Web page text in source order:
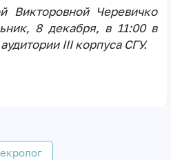
Викторовной Черевичко
8 декабря, в 11:00 в
III корпуса СГУ.